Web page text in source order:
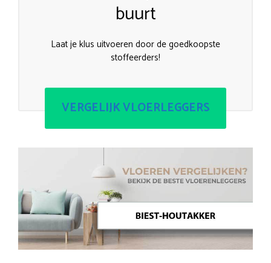
buurt
Laat je klus uitvoeren door de goedkoopste
stoffeerders!
VERGELIJK VLOERLEGGERS